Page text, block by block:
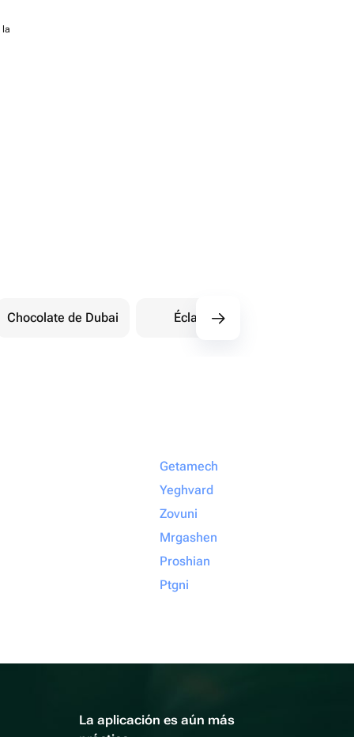
la
Chocolate de Dubai Éclairs
Getamech
Yeghvard
Zovuni
Mrgashen
Proshian
Ptgni
La aplicación es aún más